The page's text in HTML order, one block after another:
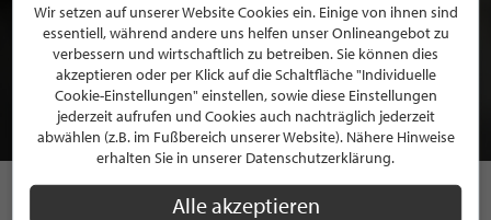
BEWERBEN SIE SICH FÜR EINE GRATIS
MITGLIEDSCHAFT BEI STILPUNKTE®
JETZT GRATIS BEWERBEN
Wir setzen auf unserer Website Cookies ein. Einige von ihnen sind
essentiell, während andere uns helfen unser Onlineangebot zu
verbessern und wirtschaftlich zu betreiben. Sie können dies
akzeptieren oder per Klick auf die Schaltfläche "Individuelle
Cookie-Einstellungen" einstellen, sowie diese Einstellungen
jederzeit aufrufen und Cookies auch nachträglich jederzeit
abwählen (z.B. im Fußbereich unserer Website). Nähere Hinweise
erhalten Sie in unserer Datenschutzerklärung.
Alle akzeptieren